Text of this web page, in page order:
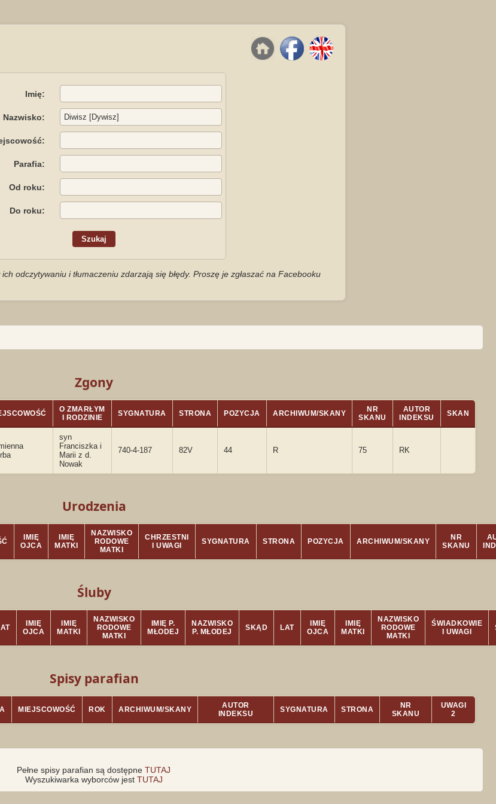
Imię:
Nazwisko:
Parafia:
Od roku:
Do roku:
odczytywaniu i tłumaczeniu zdarzają się błędy. Proszę je zgłaszać na Facebooku
Zgony
O ZMARŁYM
I RODZINIE
SYGNATURA STRONA POZYCJA ARCHIWUM/SKANY
NR
SKANU
AUTOR
INDEKSU
SKAN
syn
Franciszka i
Marii z d.
Nowak
740-4-187 82V 44 R 75 RK
Urodzenia
IMIĘ
OJCA
IMIĘ
MATKI
NAZWISKO
RODOWE
MATKI
CHRZESTNI
I UWAGI
SYGNATURA STRONA POZYCJA ARCHIWUM/SKANY
NR
SKANU
Śluby
IMIĘ
OJCA
IMIĘ
MATKI
NAZWISKO
RODOWE
MATKI
IMIĘ P.
MŁODEJ
NAZWISKO
P. MŁODEJ
SKĄD LAT
IMIĘ
OJCA
IMIĘ
MATKI
NAZWISKO
RODOWE
MATKI
ŚWIADKOWIE
I UWAGI
Spisy parafian
MIEJSCOWOŚĆ ROK ARCHIWUM/SKANY
AUTOR
INDEKSU
SYGNATURA STRONA
NR
SKANU
UWAGI
2
Pełne spisy parafian są dostępneTUTAJ
Wyszukiwarka wyborców jest TUTAJ